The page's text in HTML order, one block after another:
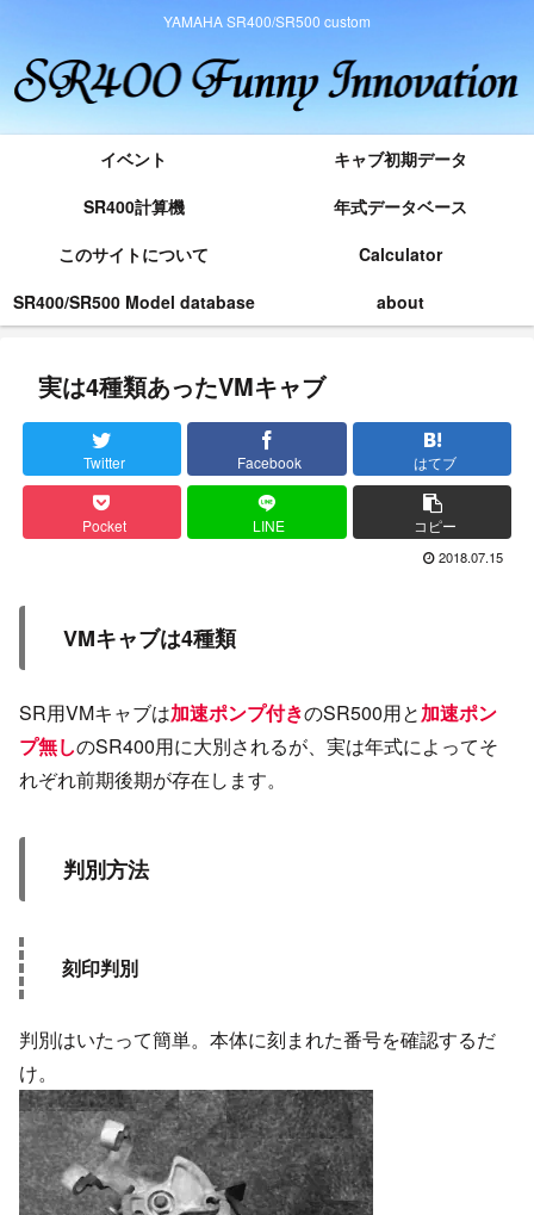
YAMAHA SR400/SR500 custom
イベント
キャブ初期データ
SR400計算機
年式データベース
このサイトについて
Calculator
SR400/SR500 Model database
about
実は4種類あったVMキャブ
Twitter Facebook はてブ
Pocket LINE コピー
2018.07.15
VMキャブは4種類
SR用VMキャブは加速ポンプ付きのSR500用と加速ポン
プ無しのSR400用に大別されるが、実は年式によってそ
れぞれ前期後期が存在します。
判別方法
刻印判別
判別はいたって簡単。本体に刻まれた番号を確認するだ
け。